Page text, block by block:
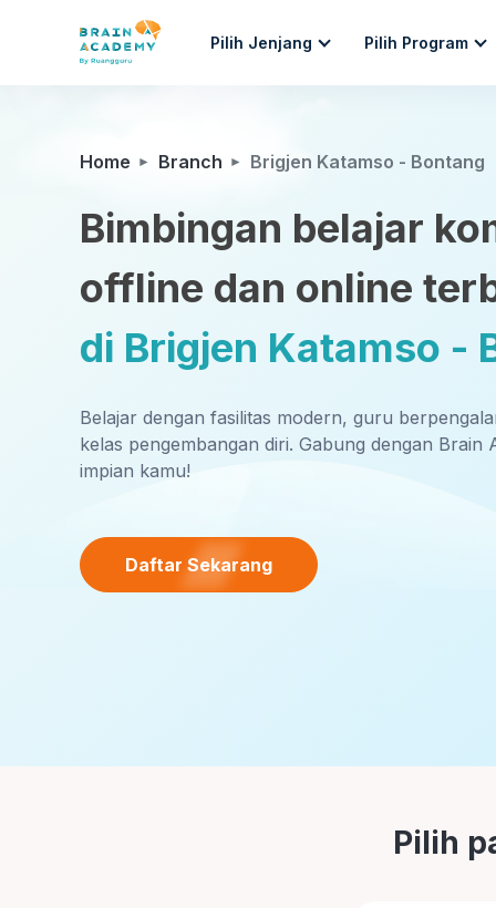
Pilih Jenjang Pilih Program
Home Branch Brigjen Katamso - Bontang
Bimbingan belajar
offline dan online
di Brigjen Katamso -
Belajar dengan fasilitas modern, guru
kelas pengembangan diri. Gabung dengan Brain
impian kamu!
Daftar Sekarang
Pilih